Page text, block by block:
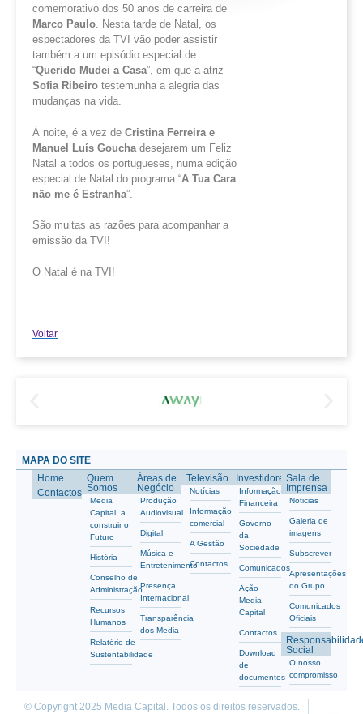
comemorativo dos 50 anos de carreira de
Marco Paulo. Nesta tarde de Natal, os
espectadores da TVI vão poder assistir
também a um episódio especial de
“Querido Mudei a Casa”, em que a atriz
Sofia Ribeiro testemunha a alegria das
mudanças na vida.
À noite, é a vez de Cristina Ferreira e
Manuel Luís Goucha desejarem um Feliz
Natal a todos os portugueses, numa edição
especial de Natal do programa “A Tua Cara
não me é Estranha”.
São muitas as razões para acompanhar a
emissão da TVI!
O Natal é na TVI!
Voltar
MAPA DO SITE
Home
Contactos
Quem
Somos
Media
Capital, a
construir o
Futuro
História
Conselho de
Administração
Recursos
Humanos
Relatório de
Sustentabilidade
Áreas de
Negócio
Produção
Audiovisual
Digital
Música e
Entretenimento
Presença
Internacional
Transparência
dos Media
Televisão
Notícias
Informação
comercial
A Gestão
Contactos
Investidores
Informação
Financeira
Governo
da
Sociedade
Comunicados
Ação
Media
Capital
Contactos
Download
de
documentos
Sala de
Imprensa
Noticias
Galeria de
imagens
Subscrever
Apresentações
do Grupo
Comunicados
Oficiais
Social
O nosso
compromisso
© Copyright 2025 Media Capital. Todos os direitos reservados.